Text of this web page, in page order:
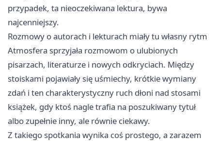
przypadek, ta nieoczekiwana lektura, bywa
najcenniejszy.
Rozmowy o autorach i lekturach miały tu własny rytm
Atmosfera sprzyjała rozmowom o ulubionych
pisarzach, literaturze i nowych odkryciach. Między
stoiskami pojawiały się uśmiechy, krótkie wymiany
zdań i ten charakterystyczny ruch dłoni nad stosami
książek, gdy ktoś nagle trafia na poszukiwany tytuł
albo zupełnie inny, ale równie ciekawy.
Z takiego spotkania wynika coś prostego, a zarazem